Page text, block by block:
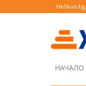
Helikon.bg
НАЧАЛО